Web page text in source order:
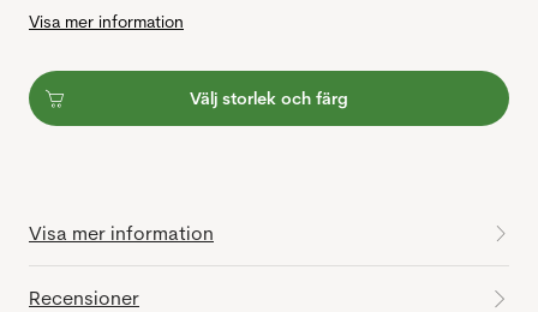
Visa mer information
Välj storlek och färg
Visa mer information
Recensioner